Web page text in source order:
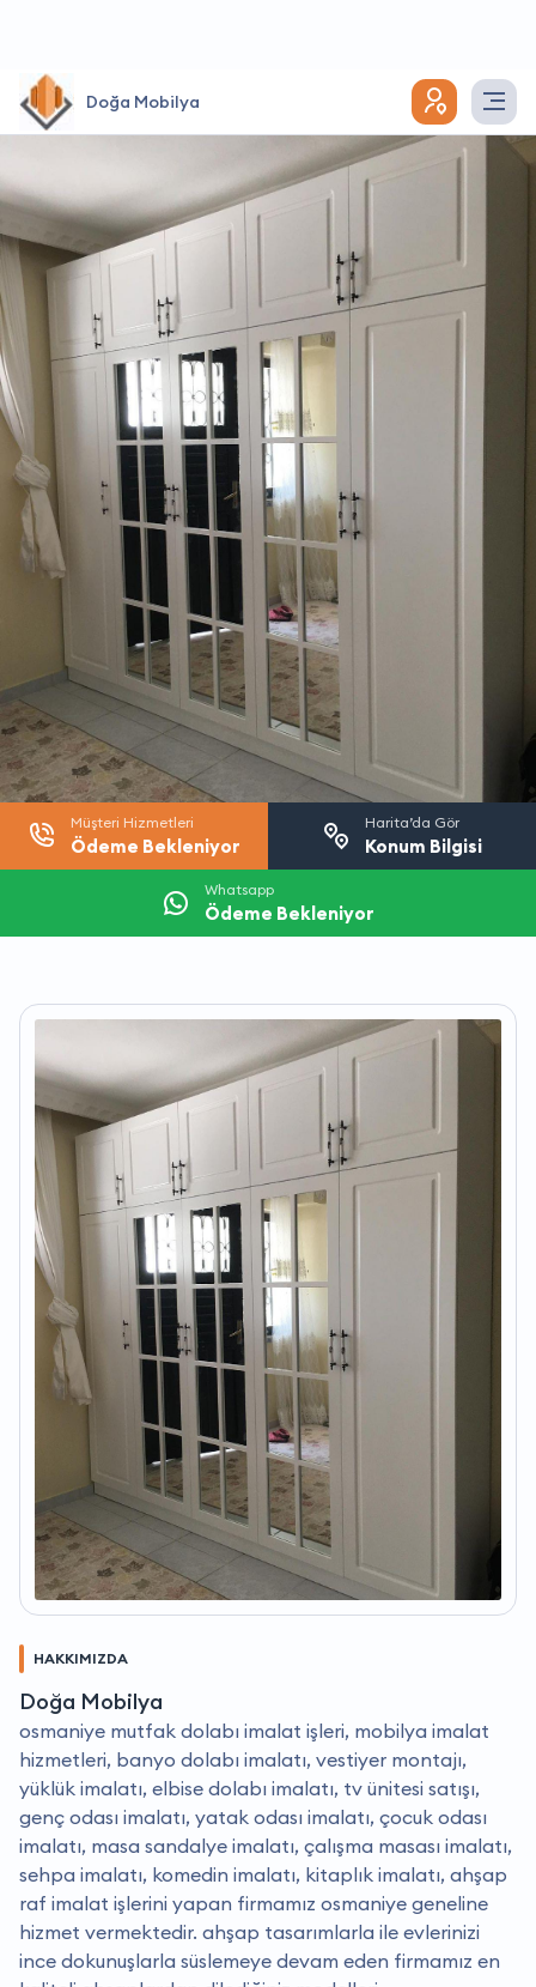
Doğa Mobilya
Müşteri Hizmetleri
Ödeme Bekleniyor
Harita’da Gör
Konum Bilgisi
Whatsapp
Ödeme Bekleniyor
HAKKIMIZDA
Doğa Mobilya
osmaniye mutfak dolabı imalat işleri, mobilya imalat
hizmetleri, banyo dolabı imalatı, vestiyer montajı,
yüklük imalatı, elbise dolabı imalatı, tv ünitesi satışı,
genç odası imalatı, yatak odası imalatı, çocuk odası
imalatı, masa sandalye imalatı, çalışma masası imalatı,
sehpa imalatı, komedin imalatı, kitaplık imalatı, ahşap
raf imalat işlerini yapan firmamız osmaniye geneline
hizmet vermektedir. ahşap tasarımlarla ile evlerinizi
ince dokunuşlarla süslemeye devam eden firmamız en